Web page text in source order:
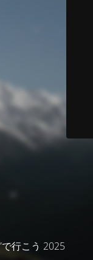
で行こう 2025